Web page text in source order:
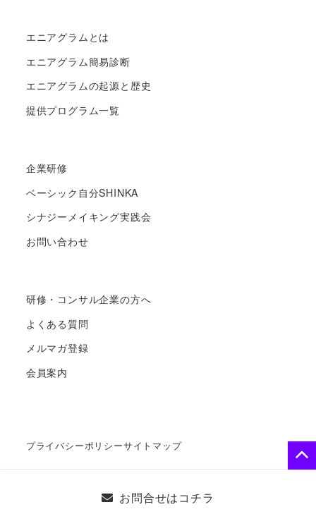
エニアグラムとは
エニアグラム簡易診断
エニアグラムの起源と歴史
提供プログラム一覧
企業研修
ベーシック自分SHINKA
シナジーメイキング実践会
お問い合わせ
研修・コンサル企業の方へ
よくある質問
メルマガ登録
会員案内
プライバシーポリシーサイトマップ
© Copyright 2025
ビジネスエニアグラム・ソリューシ
All Rights Reserved.
お問合せはコチラ